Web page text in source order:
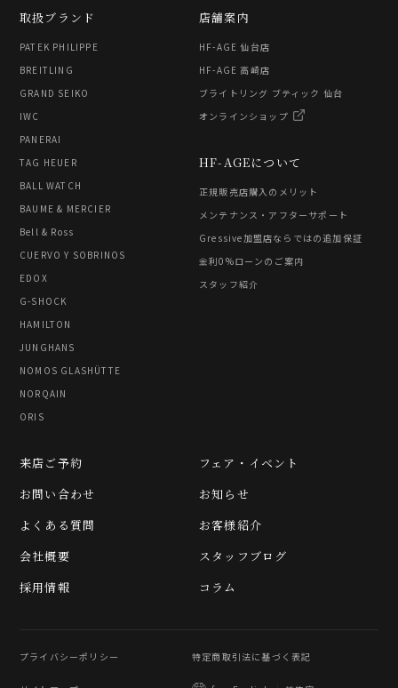
取扱ブランド
PATEK PHILIPPE
BREITLING
GRAND SEIKO
IWC
PANERAI
TAG HEUER
BALL WATCH
BAUME & MERCIER
Bell & Ross
CUERVO Y SOBRINOS
EDOX
G-SHOCK
HAMILTON
JUNGHANS
NOMOS GLASHÜTTE
NORQAIN
ORIS
HF-AGEについて
正規販売店購入のメリット
メンテナンス・アフターサポート
Gressive加盟店ならではの追加保証
金利0%ローンのご案内
スタッフ紹介
店舗案内
HF-AGE 仙台店
HF-AGE 高崎店
ブライトリング ブティック 仙台
オンラインショップ
フェア・イベント
お知らせ
お客様紹介
スタッフブログ
コラム
来店ご予約
お問い合わせ
よくある質問
会社概要
採用情報
プライバシーポリシー 特定商取引法に基づく表記